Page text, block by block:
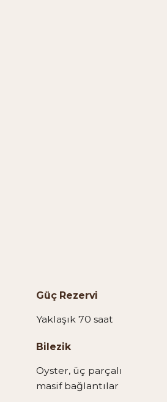
Güç Rezervi
Yaklaşık 70 saat
Bilezik
Oyster, üç parçalı
masif bağlantılar